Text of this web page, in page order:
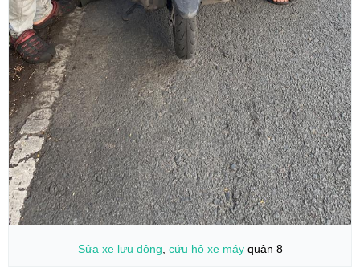
Sửa xe lưu động cứu hộ xe máyquận 8